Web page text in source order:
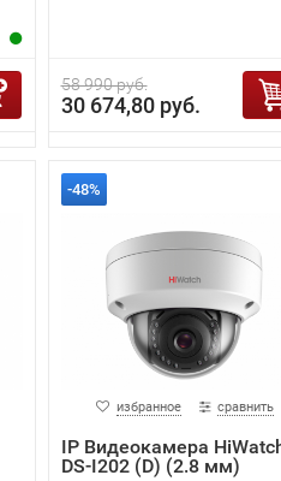
58 990 руб.
30 674,80 руб.
-48%
избранное сравнить
IP Видеокамера
DS-I202 (D) (2.8 мм)